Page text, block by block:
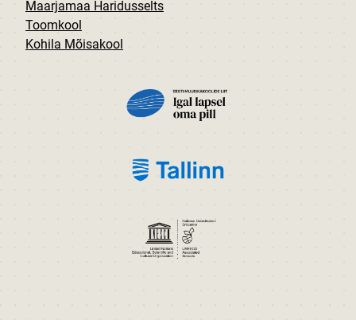
Maarjamaa Haridusselts
Toomkool
Kohila Mõisakool
PILT
PILT
PILT